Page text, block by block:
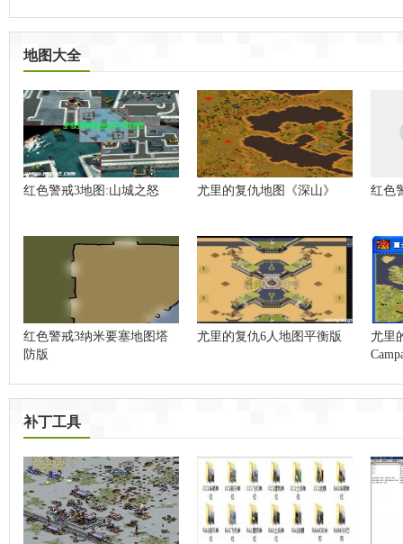
地图大全
红色警戒3地图:山城之怒 尤里的复仇地图《深山》 红色
红色警戒3纳米要塞地图塔
防版
尤里的复仇6人地图平衡版
尤里
补丁工具